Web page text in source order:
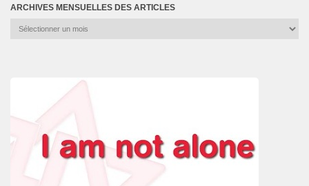
ARCHIVES MENSUELLES DES ARTICLES
Archives